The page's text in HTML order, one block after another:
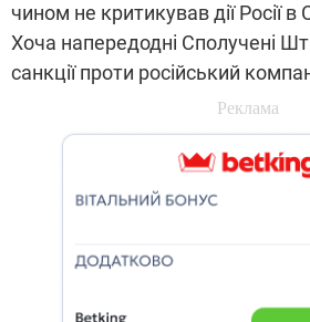
чином не критикував дії Росії в
Хоча напередодні Сполучені
санкції проти російський